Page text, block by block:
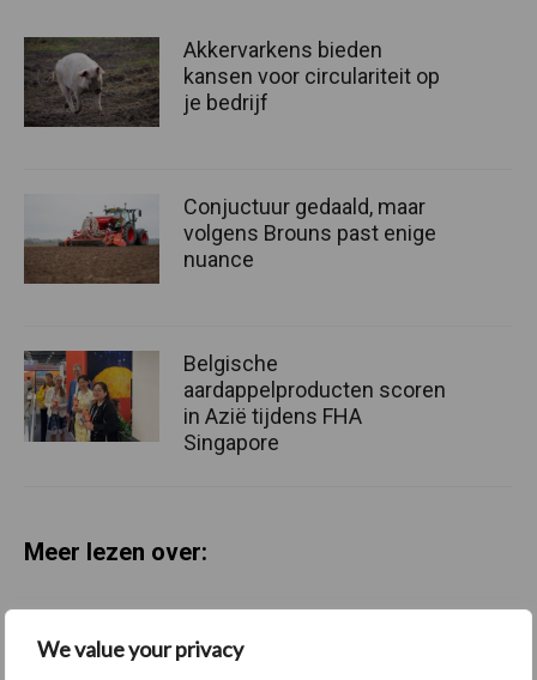
We value your privacy
Akkervarkens bieden
kansen voor circulariteit op
je bedrijf
Conjuctuur gedaald, maar
volgens Brouns past enige
nuance
Belgische
aardappelproducten scoren
in Azië tijdens FHA
Singapore
Meer lezen over: